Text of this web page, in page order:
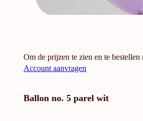
Om de prijzen te zien en te
Account aanvragen
Ballon no. 5 parel wit